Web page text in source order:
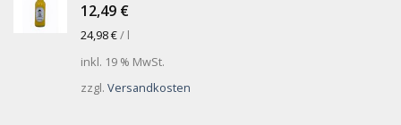
12,49 €
24,98€/ l
inkl. 19 % MwSt.
zzgl. Versandkosten